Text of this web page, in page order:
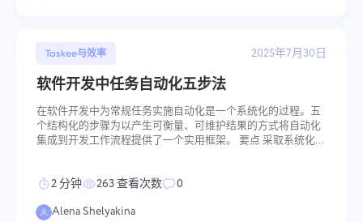
Русский
Oʻzbek
Taskee与效率 2025年7月30日
软件开发中任务自动化五步法
在软件开发中为常规任务实施自动化是一个系统化的过程。五
个结构化的步骤为以产生可衡量、可维护结果的方式将自动化
集成到开发工作流程提供了一个实用框架。 要点 采取系统化的
自动化? 反复手动执行部署、测试和报告任务消耗了可用于架
动化常规任务会产生以下运营效益: 提高生产力: 当自动化系统
2 分钟 263 查看次数
0
Alena Shelyakina
创建公司，邀请用户并分配角色以优化团队协作